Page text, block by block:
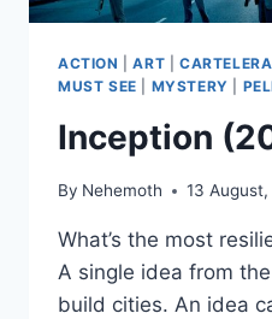
ACTION |ART CARTELERA
MUST SEE
MYSTERY
Inception
By Nehemoth 13 August,
What’s the most
A single idea from
build cities. An idea